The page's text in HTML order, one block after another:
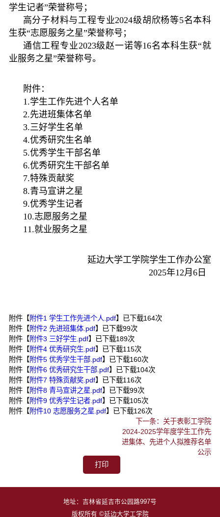
学生记者”荣誉称号；
高分子材料与工程专业2024级胡欣杨等5名本科
生获“志愿服务之星”荣誉称号；
通信工程专业2023级赵一诺等16名本科生获“就
业服务之星”荣誉称号。
附件：
1.学生工作先进个人名单
2.先进班集体名单
3.三好学生名单
4.优秀研究生名单
5.优秀学生干部名单
6.优秀研究生干部名单
7.特殊贡献奖
8.青马宣讲之星
9.优秀学生记者
10.志愿服务之星
11.就业服务之星
延边大学工学院学生工作办公室
2025年12月6日
附件【附件1 学生工作先进个人.pdf】已下载164次
附件【附件2 先进班集体.pdf】已下载99次
附件【附件3 三好学生.pdf】已下载189次
附件【附件4 优秀研究生.pdf】已下载115次
附件【附件5 优秀学生干部.pdf】已下载160次
附件【附件6 优秀研究生干部.pdf】已下载104次
附件【附件7 特殊贡献奖.pdf】已下载116次
附件【附件8 青马宣讲之星.pdf】已下载99次
附件【附件9 优秀学生记者.pdf】已下载105次
附件【附件10 志愿服务之星.pdf】已下载126次
下一条：关于表彰工学院
2024-2025学年度学生工作先
进集体、先进个人拟推荐名单
公示
打印
地址：吉林省延吉市公园路997号
版权所有 ©延边大学工学院